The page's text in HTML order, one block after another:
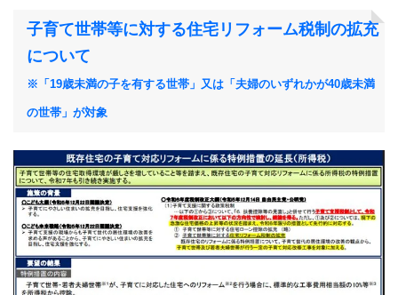
子育て世帯等に対する住宅リフォーム税制の拡充
について
※「19歳未満の子を有する世帯」又は「夫婦のいずれかが40歳未満
の世帯」が対象